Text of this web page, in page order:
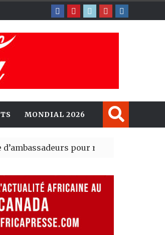
MONDIAL 2026
pour renforcer la présence